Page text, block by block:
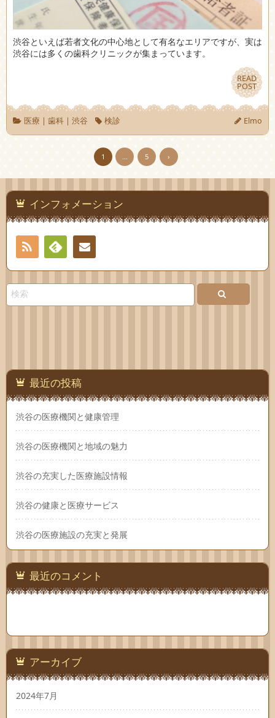
渋谷といえば若者文化の中心地として有名なエリアですが、実は
渋谷には多くの歯科クリニックが集まっています。
READ
POST
READ
POST
医療 | 歯科| 渋谷 検診 Elmo
1 5 ›
インフォメーション
RSS
Feedlyお問
最近の投稿
渋谷の医療機関と健康管理
渋谷の医療機関と地域の魅力
渋谷の充実した医療施設情報
渋谷の健康と医療サービス
渋谷の医療施設の充実と発展
最近のコメント
アーカイブ
2024年7月